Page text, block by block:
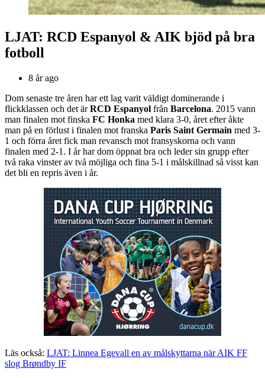
LJAT: RCD Espanyol & AIK bjöd på bra
fotboll
8 år ago
Dom senaste tre åren har ett lag varit väldigt dominerande i
flickklassen och det ärRCD Espanyol från Barcelona. 2015 vann
man finalen mot finska FC Honka med klara 3-0, året efter åkte
man på en förlust i finalen mot franska Paris Saint Germain med 3-
1 och förra året fick man revansch mot fransyskorna och vann
finalen med 2-1. I år har dom öppnat bra och leder sin grupp efter
två raka vinster av två möjliga och fina 5-1 i målskillnad så visst kan
det bli en repris även i år.
Läs också: LJAT: Linnea Egevall en av målskyttarna när AIK FF
slog Brøndby IF